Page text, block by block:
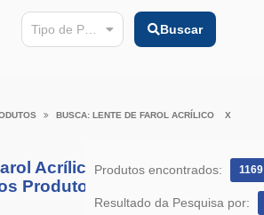
Buscar
BUSCA: LENTE DE FAROL ACRÍLICO X
Acrílico
Produtos –
Produtos encontrados: 1169
Resultado da Pesquisa por: